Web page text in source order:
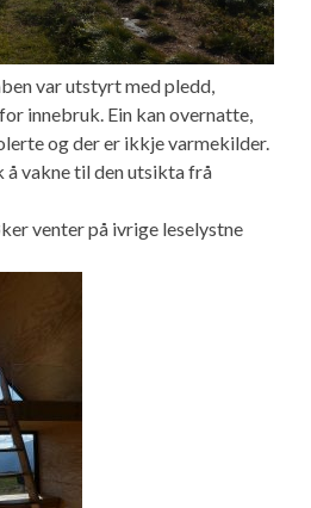
var utstyrt med pledd,
innebruk. Ein kan overnatte,
og der er ikkje varmekilder.
vakne til den utsikta frå
venter på ivrige leselystne